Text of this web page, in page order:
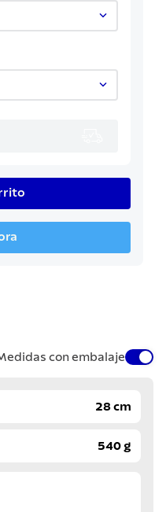
con embalaje
28 cm
540 g